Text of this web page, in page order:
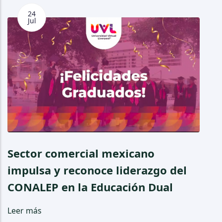
24
Jul
Sector comercial mexicano
impulsa y reconoce liderazgo del
CONALEP en la Educación Dual
Leer más